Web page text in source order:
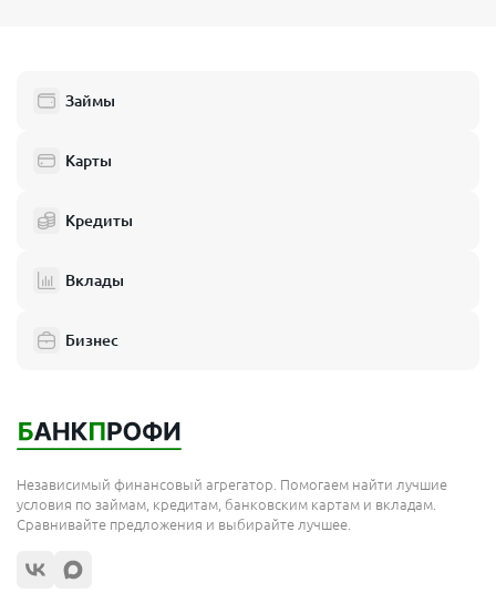
Займы
Карты
Кредиты
Вклады
Бизнес
Независимый финансовый агрегатор. Помогаем найти лучшие
условия по займам, кредитам, банковским картам и вкладам.
Сравнивайте предложения и выбирайте лучшее.